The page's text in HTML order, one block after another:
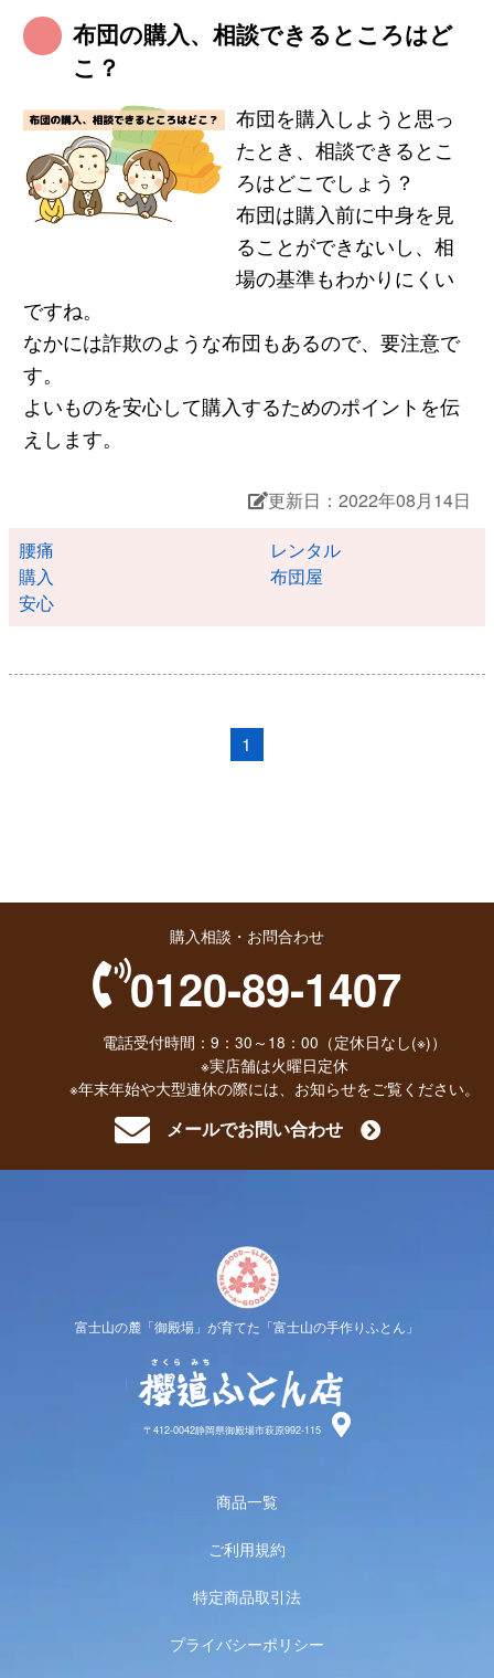
布団の購入、相談できるところはど
こ？
布団を購入しようと思っ
たとき、相談できるとこ
ろはどこでしょう？
布団は購入前に中身を見
ることができないし、相
場の基準もわかりにくい
ですね。
なかには詐欺のような布団もあるので、要注意で
す。
よいものを安心して購入するためのポイントを伝
えします。
更新日：2022年08月14日
腰痛
レンタル
購入
布団屋
安心
1
購入相談・お問合わせ
0120-89-1407
電話受付時間：9：30～18：00（定休日なし(※)）
※実店舗は火曜日定休
※年末年始や大型連休の際には、お知らせをご覧ください。
メールでお問い合わせ
富士山の麓「御殿場」が育てた「富士山の手作りふとん」
〒412-0042静岡県御殿場市萩原992-115
商品一覧
ご利用規約
特定商品取引法
プライバシーポリシー